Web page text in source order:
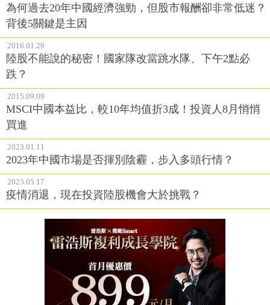
為何過去20年中國經濟強勁，但股市報酬卻非常低迷？
背後5關鍵是主因
2016.01.29
陸股不能說的秘密！國家隊改當跳水隊、下午2點必
跌？
2015.09.09
MSCI中國本益比，較10年均值折3成！投資人8月悄悄
買進
2023.01.11
2023年中國市場是否揮別陰霾，步入多頭行情？
2023.05.17
疫情消退，現在投資陸股機會大於挑戰？